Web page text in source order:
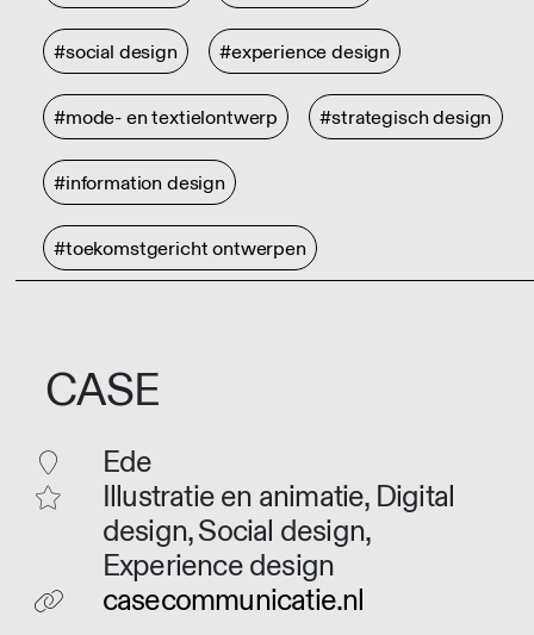
#social design #experience design
#mode- en textielontwerp #strategisch design
#information design
#toekomstgericht ontwerpen
CASE
Ede
Illustratie en animatie, Digital
design, Social design,
Experience design
casecommunicatie.nl